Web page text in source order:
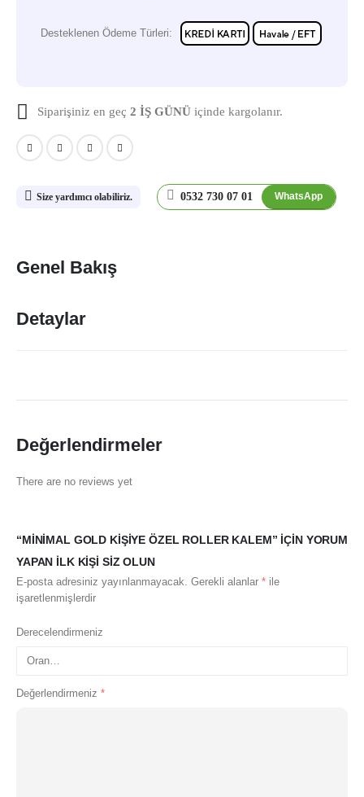
Desteklenen Ödeme Türleri:
Siparişiniz en geç 2 İŞ GÜNÜ içinde kargolanır.
Size yardımcı olabiliriz. 0532 730 07 01 WhatsApp
Genel Bakış
Detaylar
Değerlendirmeler
There are no reviews yet
“MINIMAL GOLD KIŞIYE ÖZEL ROLLER KALEM” IÇIN YORUM
YAPAN ILK KIŞI SIZ OLUN
E-posta adresiniz yayınlanmayacak. Gerekli alanlar * ile
işaretlenmişlerdir
Derecelendirmeniz
Değerlendirmeniz *